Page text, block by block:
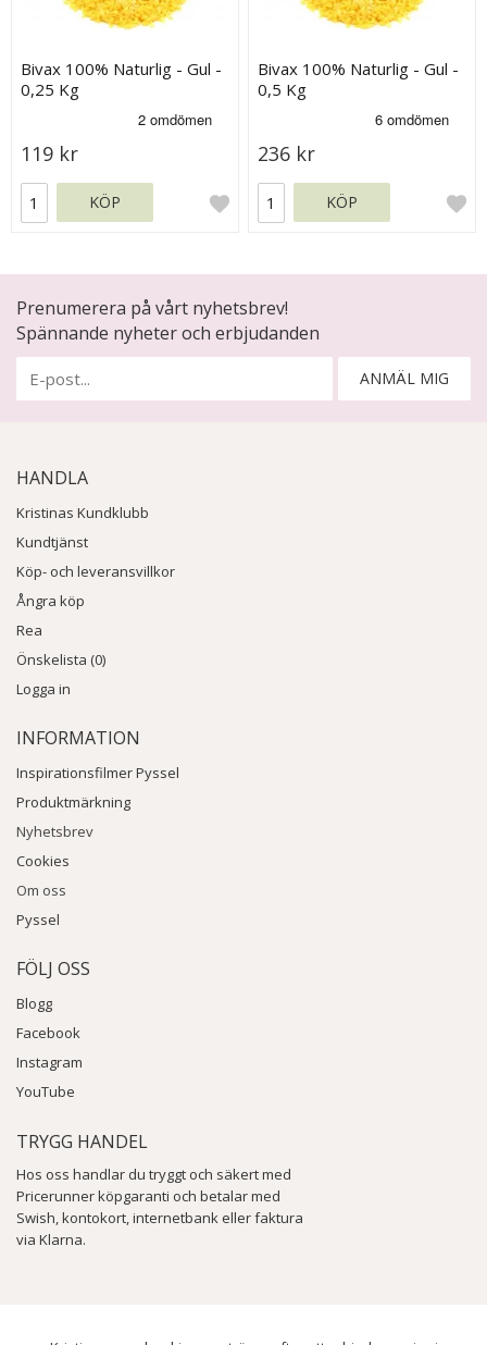
Bivax 100% Naturlig - Gul -
0,25 Kg
119 kr
KÖP
Bivax 100% Naturlig - Gul -
0,5 Kg
236 kr
KÖP
Prenumerera på vårt nyhetsbrev!
Spännande nyheter och erbjudanden
ANMÄL MIG
HANDLA
Kristinas Kundklubb
Kundtjänst
Köp- och leveransvillkor
Ångra köp
Rea
Önskelista (0)
Logga in
INFORMATION
Inspirationsfilmer Pyssel
Produktmärkning
Nyhetsbrev
Cookies
Om oss
Pyssel
FÖLJ OSS
Blogg
Facebook
Instagram
YouTube
TRYGG HANDEL
Hos oss handlar du tryggt och säkert med
Pricerunner köpgaranti och betalar med
Swish, kontokort, internetbank eller faktura
via Klarna.